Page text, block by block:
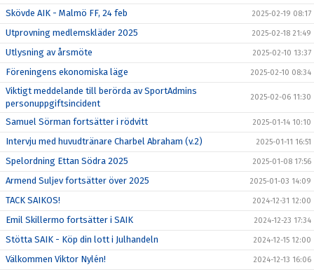
Skövde AIK - Malmö FF, 24 feb 2025-02-19 08:17
Utprovning medlemskläder 2025 2025-02-18 21:49
Utlysning av årsmöte 2025-02-10 13:37
Föreningens ekonomiska läge 2025-02-10 08:34
Viktigt meddelande till berörda av SportAdmins
personuppgiftsincident
2025-02-06 11:30
Samuel Sörman fortsätter i rödvitt 2025-01-14 10:10
Intervju med huvudtränare Charbel Abraham (v.2) 2025-01-11 16:51
Spelordning Ettan Södra 2025 2025-01-08 17:56
Armend Suljev fortsätter över 2025 2025-01-03 14:09
TACK SAIKOS! 2024-12-31 12:00
Emil Skillermo fortsätter i SAIK 2024-12-23 17:34
Stötta SAIK - Köp din lott i Julhandeln 2024-12-15 12:00
Välkommen Viktor Nylén! 2024-12-13 16:06